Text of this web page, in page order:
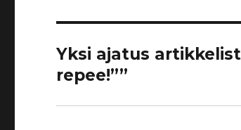
Yksi ajatus
repee!””